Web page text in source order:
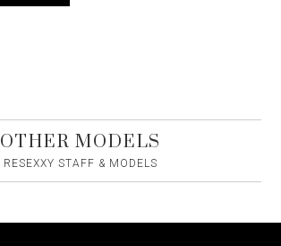
OTHER MODELS
RESEXXY STAFF & MODELS